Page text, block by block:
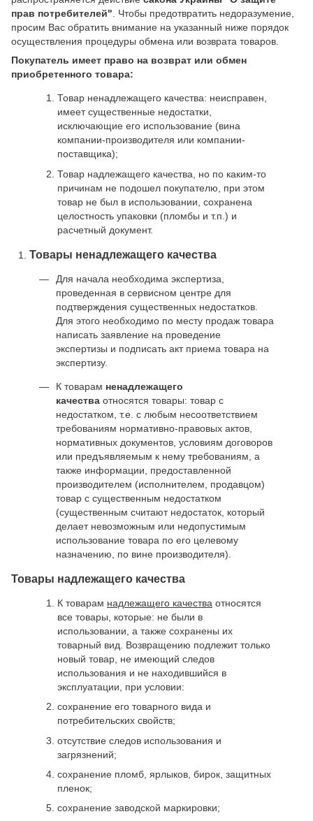
прав потребителей". Чтобы предотвратить недоразумение,
просим Вас обратить внимание на указанный ниже порядок
осуществления процедуры обмена или возврата товаров.
Покупатель имеет право на возврат или обмен
приобретенного товара:
Товар ненадлежащего качества: неисправен,
имеет существенные недостатки,
исключающие его использование (вина
компании-производителя или компании-
поставщика);
Товар надлежащего качества, но по каким-то
причинам не подошел покупателю, при этом
товар не был в использовании, сохранена
целостность упаковки (пломбы и т.п.) и
расчетный документ.
Товары ненадлежащего качества
Для начала необходима экспертиза,
проведенная в сервисном центре для
подтверждения существенных недостатков.
Для этого необходимо по месту продаж товара
написать заявление на проведение
экспертизы и подписать акт приема товара на
экспертизу.
К товарам ненадлежащего
качества относятся товары: товар с
недостатком, т.е. с любым несоответствием
требованиям нормативно-правовых актов,
нормативных документов, условиям договоров
или предъявляемым к нему требованиям, а
также информации, предоставленной
производителем (исполнителем, продавцом)
товар с существенным недостатком
(существенным считают недостаток, который
делает невозможным или недопустимым
использование товара по его целевому
назначению, по вине производителя).
Товары надлежащего качества
К товарам надлежащего качества относятся
все товары, которые: не были в
использовании, а также сохранены их
товарный вид. Возвращению подлежит только
новый товар, не имеющий следов
использования и не находившийся в
эксплуатации, при условии:
сохранение его товарного вида и
потребительских свойств;
отсутствие следов использования и
загрязнений;
сохранение пломб, ярлыков, бирок, защитных
пленок;
сохранение заводской маркировки;